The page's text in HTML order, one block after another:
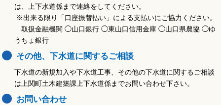
は、上下水道係まで連絡をしてください。
※出来る限り「口座振替払い」による支払いにご協力ください。
取扱金融機関 ◯山口銀行 ◯東山口信用金庫 ◯山口県農協 ◯ゆ
うちょ銀行
その他、下水道に関するご相談
下水道の新規加入や下水道工事、その他の下水道に関するご相談
は上関町土木建築課上下水道係までお問い合わせ下さい。
お問い合わせ